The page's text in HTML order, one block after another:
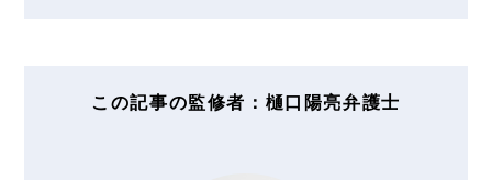
この記事の監修者：樋口陽亮弁護士